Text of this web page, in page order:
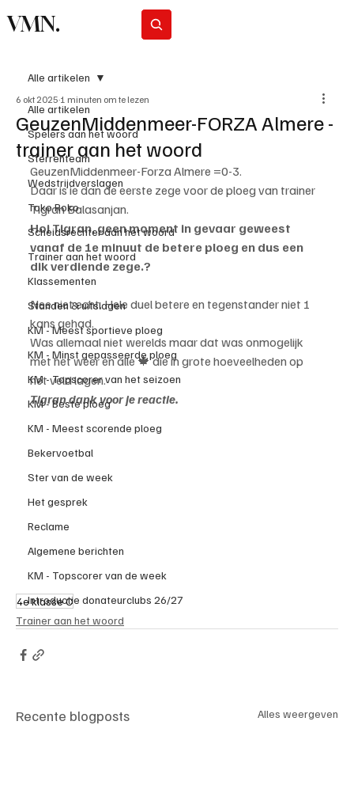
VMN.
Alle artikelen
Spelers aan het woord
Sterrenteam
Wedstrijdverslagen
Toko Roko
Scheidsrechter aan het woord
Trainer aan het woord
Klassementen
Standen & uitslagen
KM - Meest sportieve ploeg
KM - Minst gepasseerde ploeg
KM - Topscorer van het seizoen
KM - Beste ploeg
KM - Meest scorende ploeg
Bekervoetbal
Ster van de week
Het gesprek
Reclame
Algemene berichten
KM - Topscorer van de week
Introductie donateurclubs 26/27
Alle artikelen
GeuzenMiddenmeer-FORZA Almere -
trainer aan het woord
6 okt 2025 1 minuten om te lezen
GeuzenMiddenmeer-Forza Almere =0-3.
Daar is ie dan de eerste zege voor de ploeg van trainer
Tigran Balasanjan.
Hoi Tigran, geen moment in gevaar geweest
vanaf de 1e minuut de betere ploeg en dus een
dik verdiende zege.?
Nee niet echt. Hele duel betere en tegenstander niet 1
kans gehad.
Was allemaal niet werelds maar dat was onmogelijk
met het weer en alle 🍁 die in grote hoeveelheden op
het veld lagen.
Tigran dank voor je reactie.
4e klasse C
Trainer aan het woord
Recente blogposts Alles weergeven